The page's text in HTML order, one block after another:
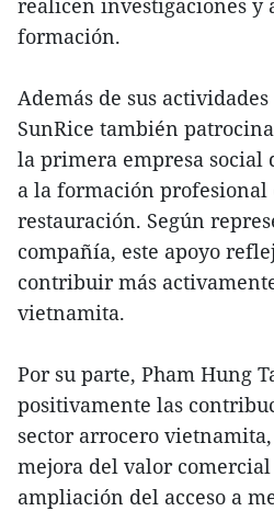
realicen investigaciones y
formación.
Además de sus
SunRice también
la primera empresa social
a la formación
restauración. Según
compañía, este apoyo
contribuir más
vietnamita.
Por su parte, Pham Hung
positivamente las
sector arrocero
mejora del valor
ampliación del acceso a